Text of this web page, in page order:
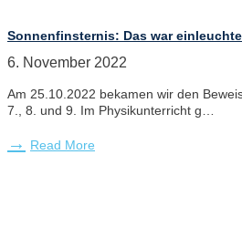
Sonnenfinsternis: Das war
6. November 2022
Am 25.10.2022 bekamen wir den
7., 8. und 9. Im Physikunterricht g…
Read More